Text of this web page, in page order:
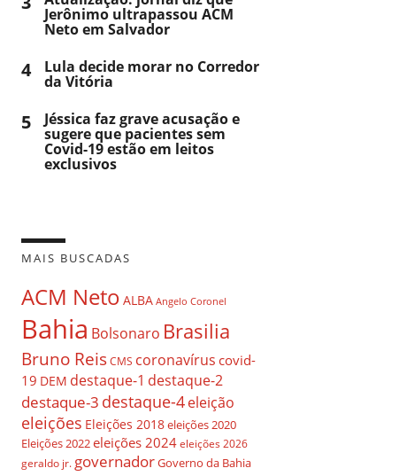
Jerônimo ultrapassou ACM
Neto em Salvador
4 Lula decide morar no Corredor
da Vitória
5 Jéssica faz grave acusação e
sugere que pacientes sem
Covid-19 estão em leitos
exclusivos
MAIS BUSCADAS
ACM Neto ALBA Angelo Coronel
Bahia Bolsonaro Brasilia
Bruno ReisCMS coronavírus covid-
19 DEM destaque-1 destaque-2
destaque-3 destaque-4eleição
eleições Eleições 2018eleições 2020
Eleições 2022eleições 2024 eleições 2026
geraldo jr. governadorGoverno da Bahia